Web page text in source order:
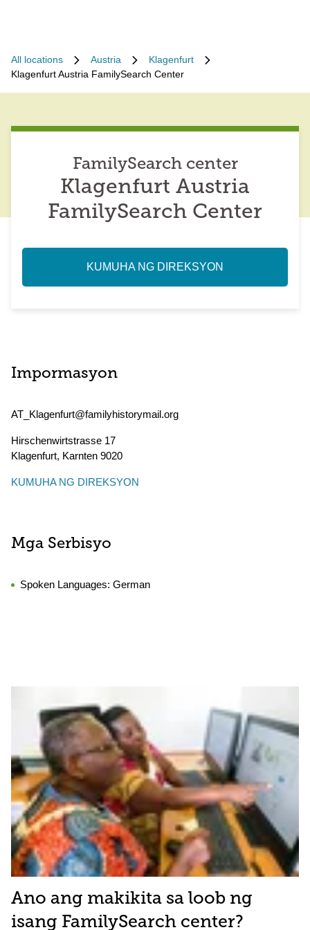
All locations Austria
Klagenfurt
Klagenfurt Austria FamilySearch Center
FamilySearch center
Klagenfurt Austria
FamilySearch Center
KUMUHA NG DIREKSYON
Impormasyon
AT_Klagenfurt@familyhistorymail.org
Hirschenwirtstrasse 17
Klagenfurt, Karnten 9020
KUMUHA NG DIREKSYON
Mga Serbisyo
Spoken Languages: German
Ano ang makikita sa loob ng
isang FamilySearch center?